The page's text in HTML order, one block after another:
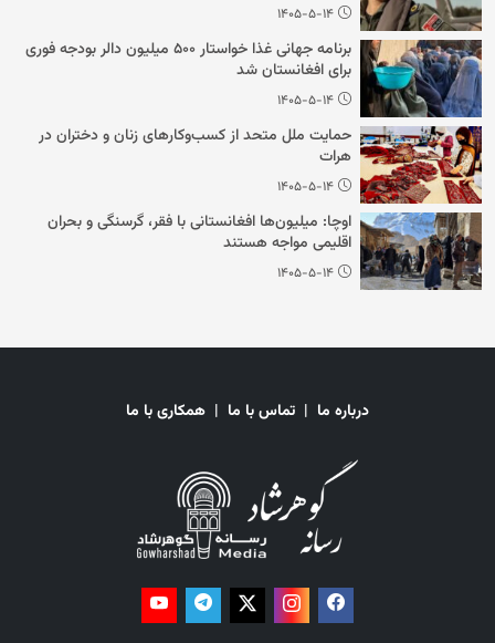
۱۴۰۵-۵-۱۴
برنامه جهانی غذا خواستار ۵۰۰ میلیون دالر بودجه فوری
برای افغانستان شد
۱۴۰۵-۵-۱۴
حمایت ملل متحد از کسب‌وکارهای زنان و دختران در
هرات
۱۴۰۵-۵-۱۴
اوچا: میلیون‌ها افغانستانی با فقر، گرسنگی و بحران
اقلیمی مواجه هستند
۱۴۰۵-۵-۱۴
درباره ما | تماس با ما | همکاری با ما